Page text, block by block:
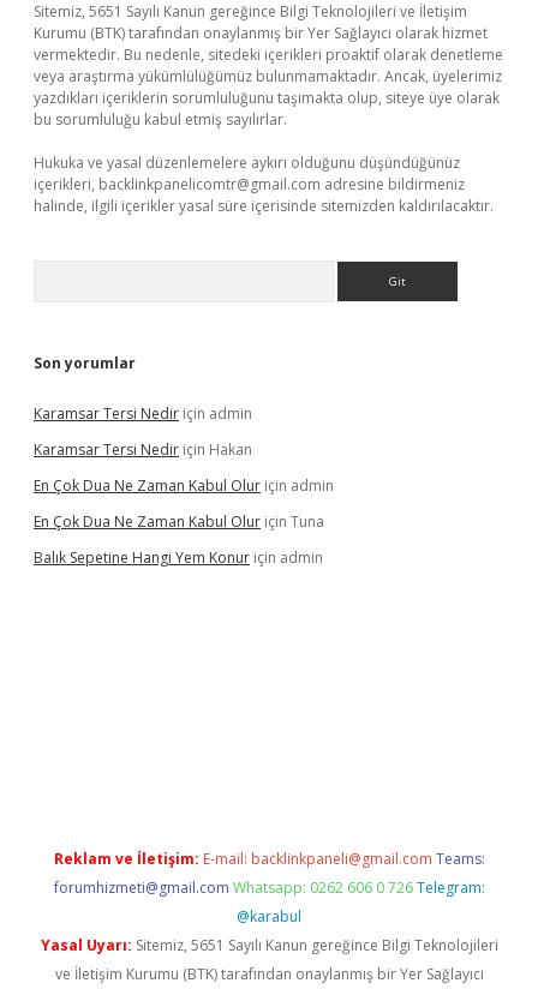
Sitemiz, 5651 Sayılı Kanun gereğince Bilgi Teknolojileri ve İletişim
Kurumu (BTK) tarafından onaylanmış bir Yer Sağlayıcı olarak hizmet
vermektedir. Bu nedenle, sitedeki içerikleri proaktif olarak denetleme
veya araştırma yükümlülüğümüz bulunmamaktadır. Ancak, üyelerimiz
yazdıkları içeriklerin sorumluluğunu taşımakta olup, siteye üye olarak
bu sorumluluğu kabul etmiş sayılırlar.
Hukuka ve yasal düzenlemelere aykırı olduğunu düşündüğünüz
içerikleri, backlinkpanelicomtr@gmail.com adresine bildirmeniz
halinde, ilgili içerikler yasal süre içerisinde sitemizden kaldırılacaktır.
Son yorumlar
Karamsar Tersi Nedir için admin
Karamsar Tersi Nedir için Hakan
En Çok Dua Ne Zaman Kabul Olur için admin
En Çok Dua Ne Zaman Kabul Olur için Tuna
Balık Sepetine Hangi Yem Konur için admin
Reklam ve İletişim: E-mail: backlinkpaneli@gmail.com Teams:
forumhizmeti@gmail.com Whatsapp: 0262 606 0 726 Telegram:
@karabul
Yasal Uyarı: Sitemiz, 5651 Sayılı Kanun gereğince Bilgi Teknolojileri
ve İletişim Kurumu (BTK) tarafından onaylanmış bir Yer Sağlayıcı